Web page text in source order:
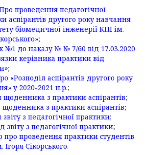
проведення педагогічної
аспірантів другого року навчання
біомедичної інженерії КПІ ім.
;
№1 до наказу № № 7/60 від 17.03.2020
керівника практики від
;
«Розподіл аспірантів другого року
» у 2020-2021 н.р.;
з практики аспірантів;
з практики аспірантів;
з педагогічної практики;
звіту з педагогічної практики;
про проведення практики студентів
Ігоря Сікорського.